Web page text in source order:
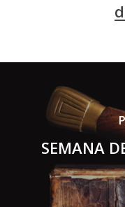
SEMANA